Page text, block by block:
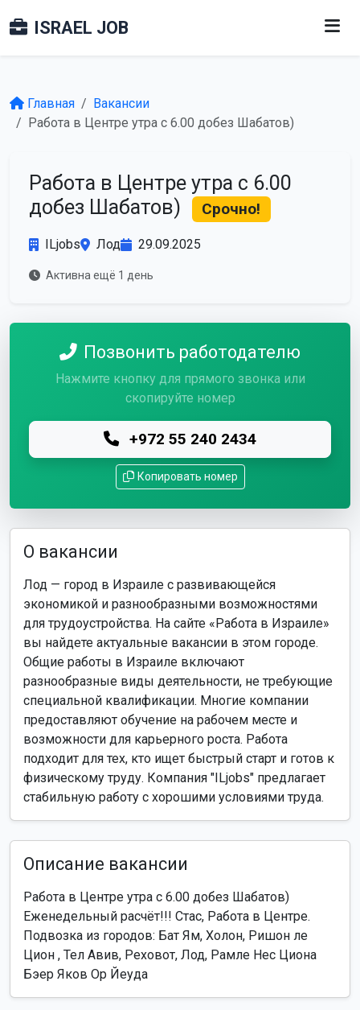
ISRAEL JOB
Главная
Вакансии
Работа в Центре утра с 6.00 добез Шабатов)
Работа в Центре утра с 6.00
добез Шабатов)
Срочно!
ILjobs Лод 29.09.2025
Активна ещё 1 день
Позвонить работодателю
Нажмите кнопку для прямого звонка или
скопируйте номер
+972 55 240 2434
Копировать номер
О вакансии
Лод — город в Израиле с развивающейся
экономикой и разнообразными возможностями
для трудоустройства. На сайте «Работа в Израиле»
вы найдете актуальные вакансии в этом городе.
Общие работы в Израиле включают
разнообразные виды деятельности, не требующие
специальной квалификации. Многие компании
предоставляют обучение на рабочем месте и
возможности для карьерного роста. Работа
подходит для тех, кто ищет быстрый старт и готов к
физическому труду. Компания "ILjobs" предлагает
стабильную работу с хорошими условиями труда.
Описание вакансии
Работа в Центре утра с 6.00 добез Шабатов)
Еженедельный расчёт!!! Стас, Работа в Центре.
Подвозка из городов: Бат Ям, Холон, Ришон ле
Цион , Тел Авив, Реховот, Лод, Рамле Нес Циона
Бэер Яков Ор Йеуда